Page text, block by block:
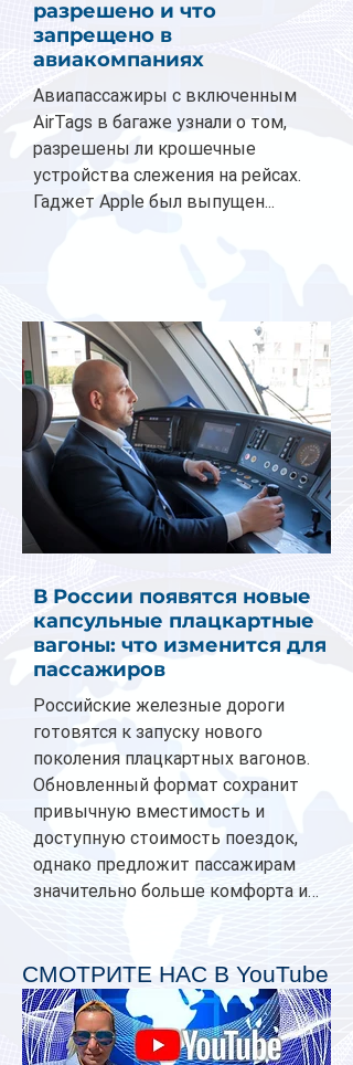
разрешено и что
запрещено в
авиакомпаниях
Авиапассажиры с включенным
AirTags в багаже узнали о том,
разрешены ли крошечные
устройства слежения на рейсах.
Гаджет Apple был выпущен...
В России появятся новые
капсульные плацкартные
вагоны: что изменится для
пассажиров
Российские железные дороги
готовятся к запуску нового
поколения плацкартных вагонов.
Обновленный формат сохранит
привычную вместимость и
доступную стоимость поездок,
однако предложит пассажирам
значительно больше комфорта и
планируется начать в 2027 году.
Одним из главных нововведений
станут индивидуальные шторки у
каждого спального места. Они
СМОТРИТЕ НАС В YouTube